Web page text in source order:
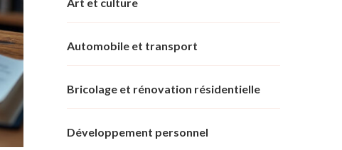
Automobile et transport
Bricolage et rénovation résidentielle
Développement personnel